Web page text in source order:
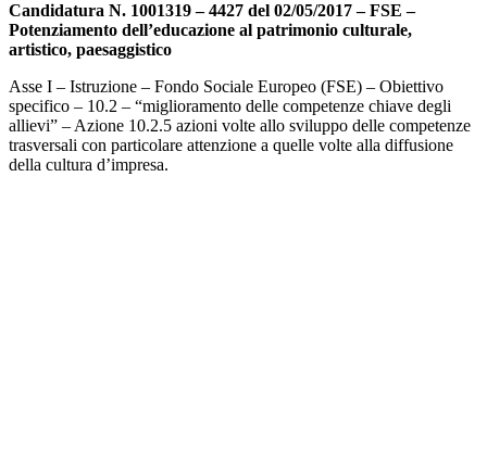
Candidatura N. 1001319 – 4427 del 02/05/2017 – FSE –
Potenziamento dell’educazione al patrimonio culturale,
artistico, paesaggistico
Asse I – Istruzione – Fondo Sociale Europeo (FSE) – Obiettivo
specifico – 10.2 – “miglioramento delle competenze chiave degli
allievi” – Azione 10.2.5 azioni volte allo sviluppo delle competenze
trasversali con particolare attenzione a quelle volte alla diffusione
della cultura d’impresa.